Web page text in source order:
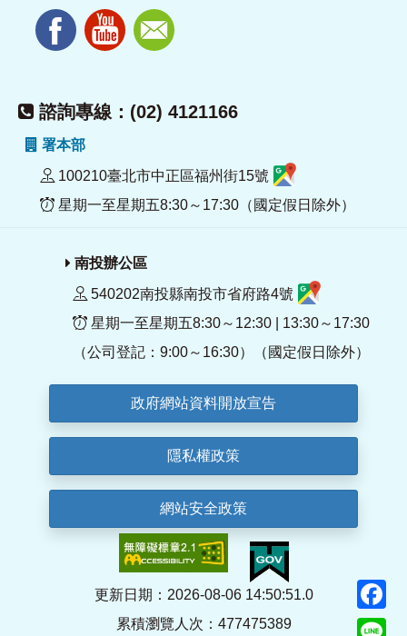
諮詢專線：(02) 4121166
署本部
100210臺北市中正區福州街15號
星期一至星期五8:30～17:30（國定假日除外）
南投辦公區
540202南投縣南投市省府路4號
星期一至星期五8:30～12:30 | 13:30～17:30
（公司登記：9:00～16:30）（國定假日除外）
政府網站資料開放宣告
隱私權政策
網站安全政策
更新日期：2026-08-06 14:50:51.0
累積瀏覽人次：477475389